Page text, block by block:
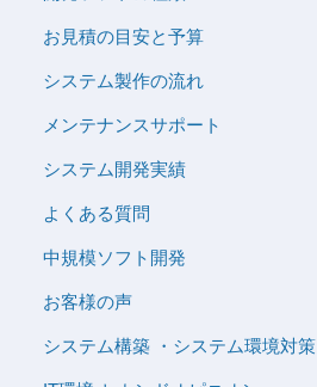
お見積の目安と予算
システム製作の流れ
メンテナンスサポート
システム開発実績
よくある質問
中規模ソフト開発
お客様の声
システム構築 ・システム環境対策